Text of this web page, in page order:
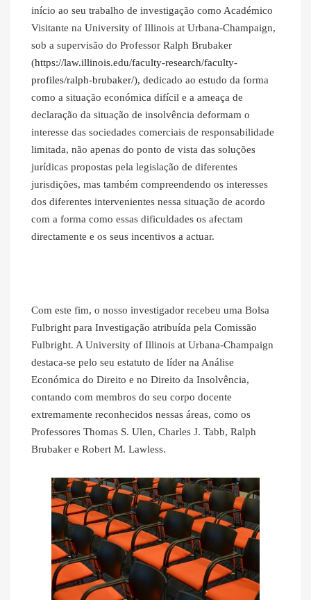
início ao seu trabalho de investigação como Académico
Visitante na University of Illinois at Urbana-Champaign,
sob a supervisão do Professor Ralph Brubaker
(https://law.illinois.edu/faculty-research/faculty-
profiles/ralph-brubaker/), dedicado ao estudo da forma
como a situação económica difícil e a ameaça de
declaração da situação de insolvência deformam o
interesse das sociedades comerciais de responsabilidade
limitada, não apenas do ponto de vista das soluções
jurídicas propostas pela legislação de diferentes
jurisdições, mas também compreendendo os interesses
dos diferentes intervenientes nessa situação de acordo
com a forma como essas dificuldades os afectam
directamente e os seus incentivos a actuar.
Com este fim, o nosso investigador recebeu uma Bolsa
Fulbright para Investigação atribuída pela Comissão
Fulbright. A University of Illinois at Urbana-Champaign
destaca-se pelo seu estatuto de líder na Análise
Económica do Direito e no Direito da Insolvência,
contando com membros do seu corpo docente
extremamente reconhecidos nessas áreas, como os
Professores Thomas S. Ulen, Charles J. Tabb, Ralph
Brubaker e Robert M. Lawless.